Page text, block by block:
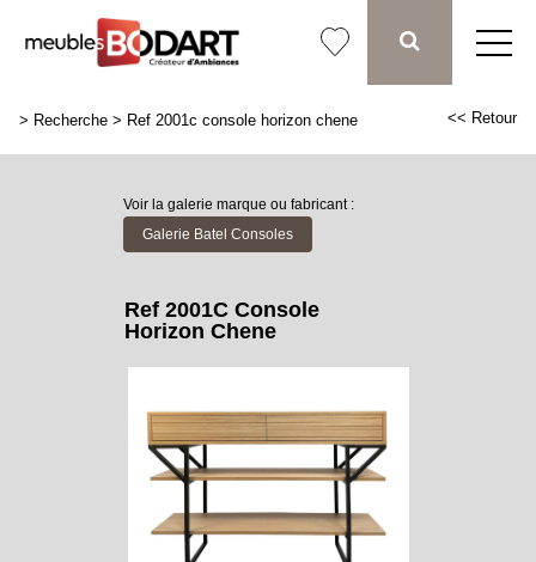
> Recherche > Ref 2001c console horizon chene << Retour
Voir la galerie marque ou fabricant :
Galerie Batel Consoles
Ref 2001C Console
Horizon Chene